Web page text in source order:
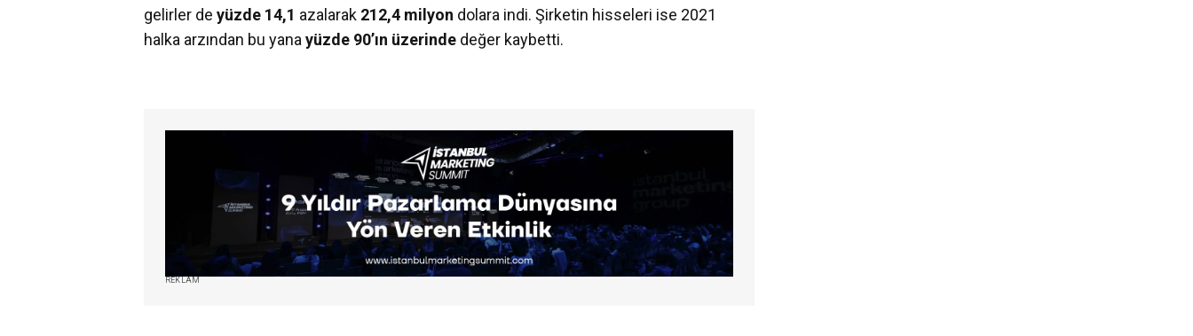
gelirler de yüzde 14,1 azalarak 212,4 milyon dolara indi. Şirketin hisseleri ise 2021
halka arzından bu yana yüzde 90’ın üzerinde değer kaybetti.
REKLAM